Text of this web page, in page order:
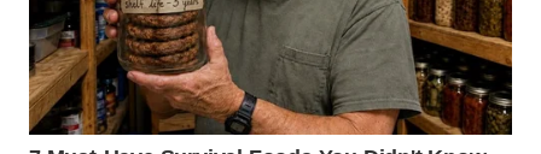
WN DELI
SERDANG
WN